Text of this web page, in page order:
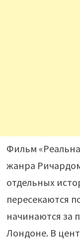
Фильм
жанра
отдельных
пересекаются
начинаются за
Лондоне. В